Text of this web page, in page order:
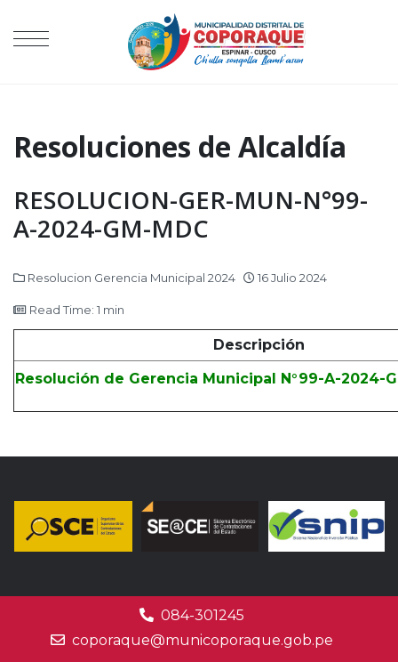
Resoluciones de Alcaldía
RESOLUCION-GER-MUN-N°99-
A-2024-GM-MDC
Resolucion Gerencia Municipal 2024 16 Julio 2024
Read Time: 1 min
Descripción
Resolución de Gerencia Municipal N°99-A-2024-
084-301245
coporaque@municoporaque.gob.pe